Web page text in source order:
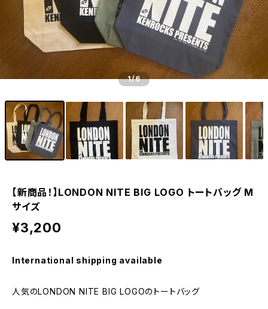
1/6
【新商品！】LONDON NITE BIG LOGO トートバッグ M
サイズ
¥3,200
International shipping available
人気のLONDON NITE BIG LOGOのトートバッグ